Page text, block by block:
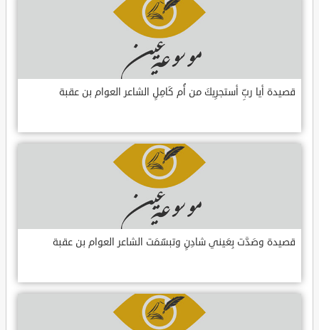
قصيدة أيا ربِّ أستجرِيكَ من أُم كَامِلٍ الشاعر العوام بن عقبة
قصيدة وصَدَّت بِعَيني شادِنٍ وتبسّمَت الشاعر العوام بن عقبة